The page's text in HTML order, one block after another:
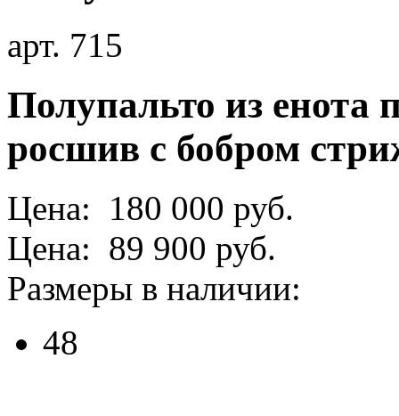
арт. 715
Полупальто из енота
росшив с бобром
Цена: 180 000 руб.
Цена: 89 900 руб.
Размеры в наличии:
48